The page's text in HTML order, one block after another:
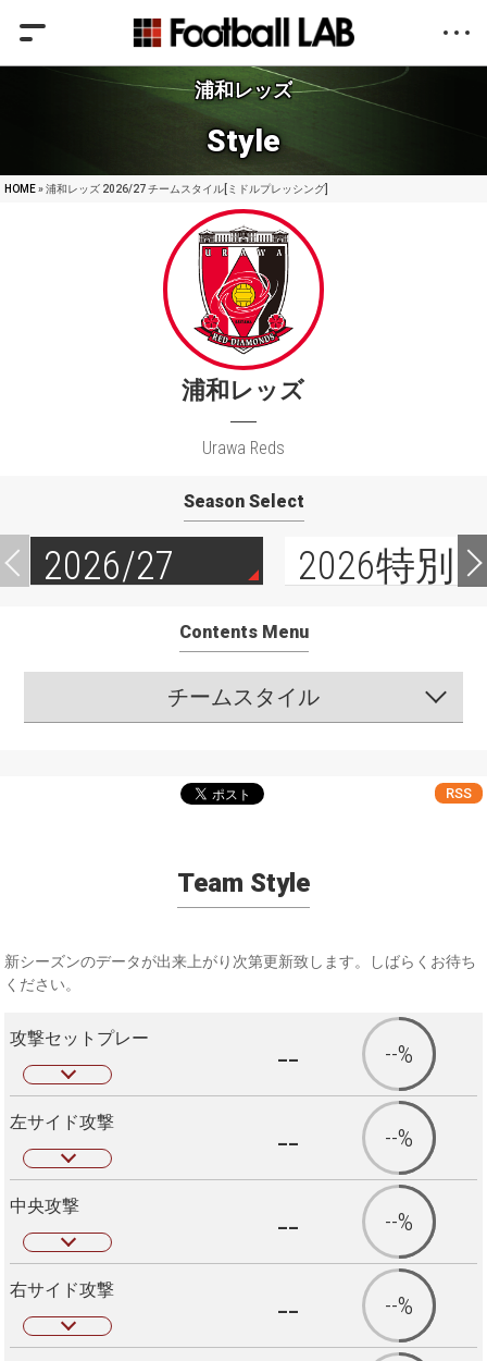
浦和レッズ
Style
HOME» 浦和レッズ 2026/27 チームスタイル[ミドルプレッシング]
浦和レッズ
Urawa Reds
Season Select
2026/27 2026特別
Contents Menu
チームスタイル
RSS
Team Style
新シーズンのデータが出来上がり次第更新致します。しばらくお待ち
ください。
攻撃セットプレー -- --%
左サイド攻撃 -- --%
中央攻撃 -- --%
右サイド攻撃 -- --%